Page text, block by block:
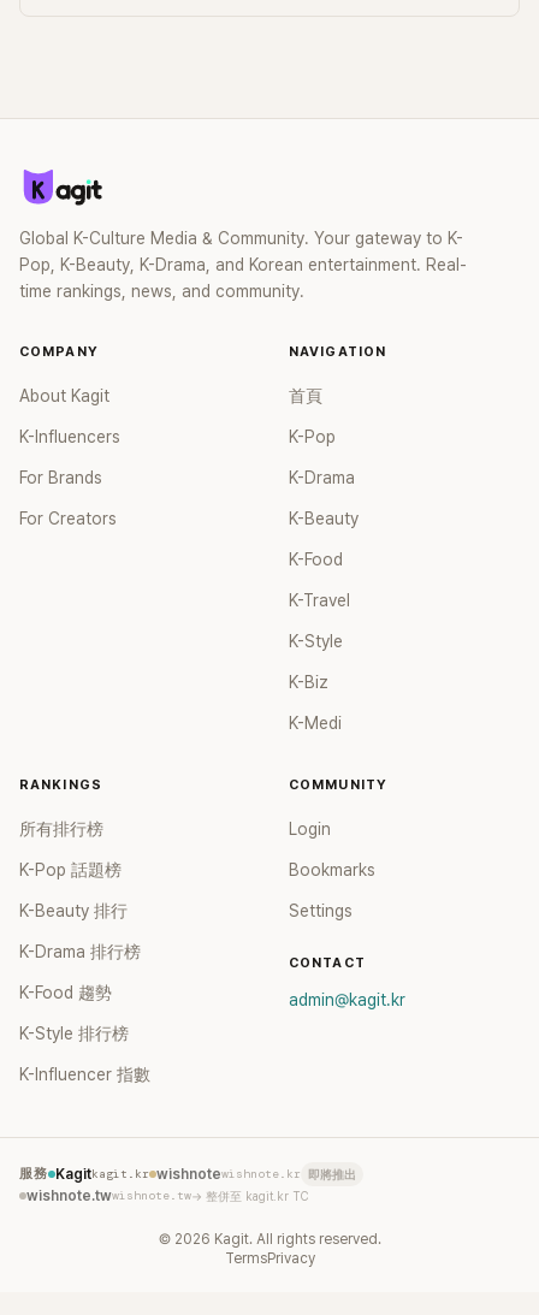
Global K-Culture Media & Community. Your gateway to K-
Pop, K-Beauty, K-Drama, and Korean entertainment. Real-
time rankings, news, and community.
COMPANY
About Kagit
K-Influencers
For Brands
For Creators
NAVIGATION
首頁
K-Pop
K-Drama
K-Beauty
K-Food
K-Travel
K-Style
K-Biz
K-Medi
RANKINGS
所有排行榜
K-Pop 話題榜
K-Beauty 排行
K-Drama 排行榜
K-Food 趨勢
K-Style 排行榜
K-Influencer 指數
COMMUNITY
Login
Bookmarks
Settings
CONTACT
admin@kagit.kr
服務 Kagitkagit.kr wishnotewishnote.kr 即將推出
wishnote.twwishnote.tw→ 整併至 kagit.kr TC
© 2026 Kagit. All rights reserved.
TermsPrivacy